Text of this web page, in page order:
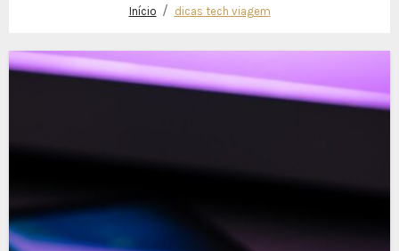
Início dicas tech viagem